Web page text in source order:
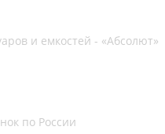
по России